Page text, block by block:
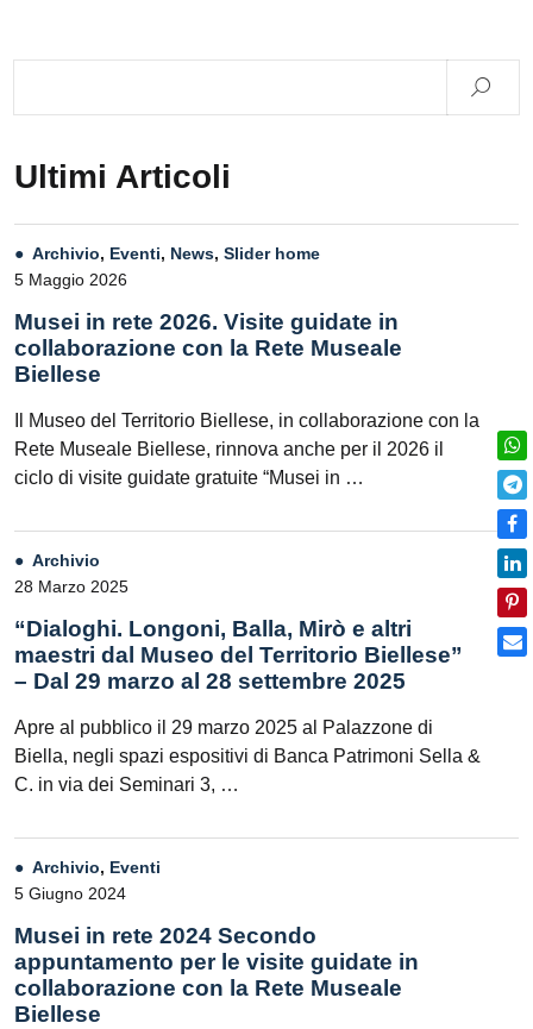
Ultimi Articoli
Archivio, Eventi, News, Slider home
5 Maggio 2026
Musei in rete 2026. Visite guidate in
collaborazione con la Rete Museale
Biellese
Il Museo del Territorio Biellese, in collaborazione con la
Rete Museale Biellese, rinnova anche per il 2026 il
ciclo di visite guidate gratuite “Musei in …
Archivio
28 Marzo 2025
“Dialoghi. Longoni, Balla, Mirò e altri
maestri dal Museo del Territorio Biellese”
– Dal 29 marzo al 28 settembre 2025
Apre al pubblico il 29 marzo 2025 al Palazzone di
Biella, negli spazi espositivi di Banca Patrimoni Sella &
C. in via dei Seminari 3, …
Archivio, Eventi
5 Giugno 2024
Musei in rete 2024 Secondo
appuntamento per le visite guidate in
collaborazione con la Rete Museale
Biellese